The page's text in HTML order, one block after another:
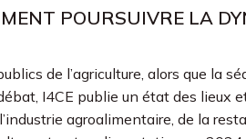
POURSUIVRE LA
de l’agriculture, alors que la
I4CE publie un état des
agroalimentaire, de la